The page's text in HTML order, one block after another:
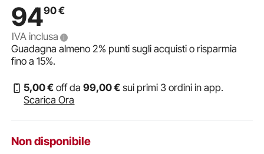
9490€
IVA inclusa
Guadagna almeno2% punti sugli acquisti o risparmia
fino a15%.
5,00€ off da99,00€ sui primi 3 ordini in app.
Scarica Ora
Non disponibile